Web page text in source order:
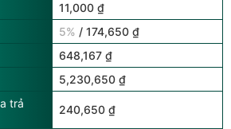
11,000 ₫
5% / 174,650 ₫
648,167 ₫
5,230,650 ₫
trả
240,650 ₫